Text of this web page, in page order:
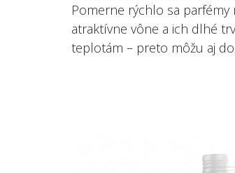
Pomerne rýchlo sa
atraktívne vône a ich dlhé
teplotám – preto môžu aj do